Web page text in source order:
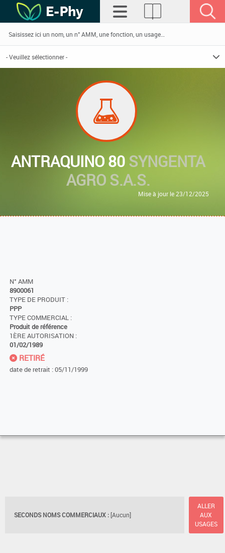
ANTRAQUINO 80SYNGENTA
AGRO S.A.S.
Mise à jour le 23/12/2025
N° AMM
8900061
TYPE DE PRODUIT :
PPP
TYPE COMMERCIAL :
Produit de référence
1ÈRE AUTORISATION :
01/02/1989
RETIRÉ
date de retrait : 05/11/1999
SECONDS NOMS COMMERCIAUX : [Aucun]
ALLER
AUX
USAGES